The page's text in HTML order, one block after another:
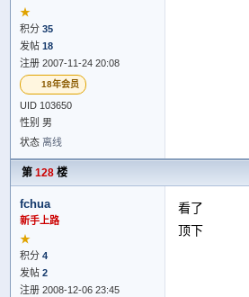
★
积分 35
发帖 18
注册 2007-11-24 20:08
18年会员
UID 103650
性别 男
状态 离线
第 128 楼
fchua
新手上路
★
积分 4
发帖 2
注册 2008-12-06 23:45
看了
顶下